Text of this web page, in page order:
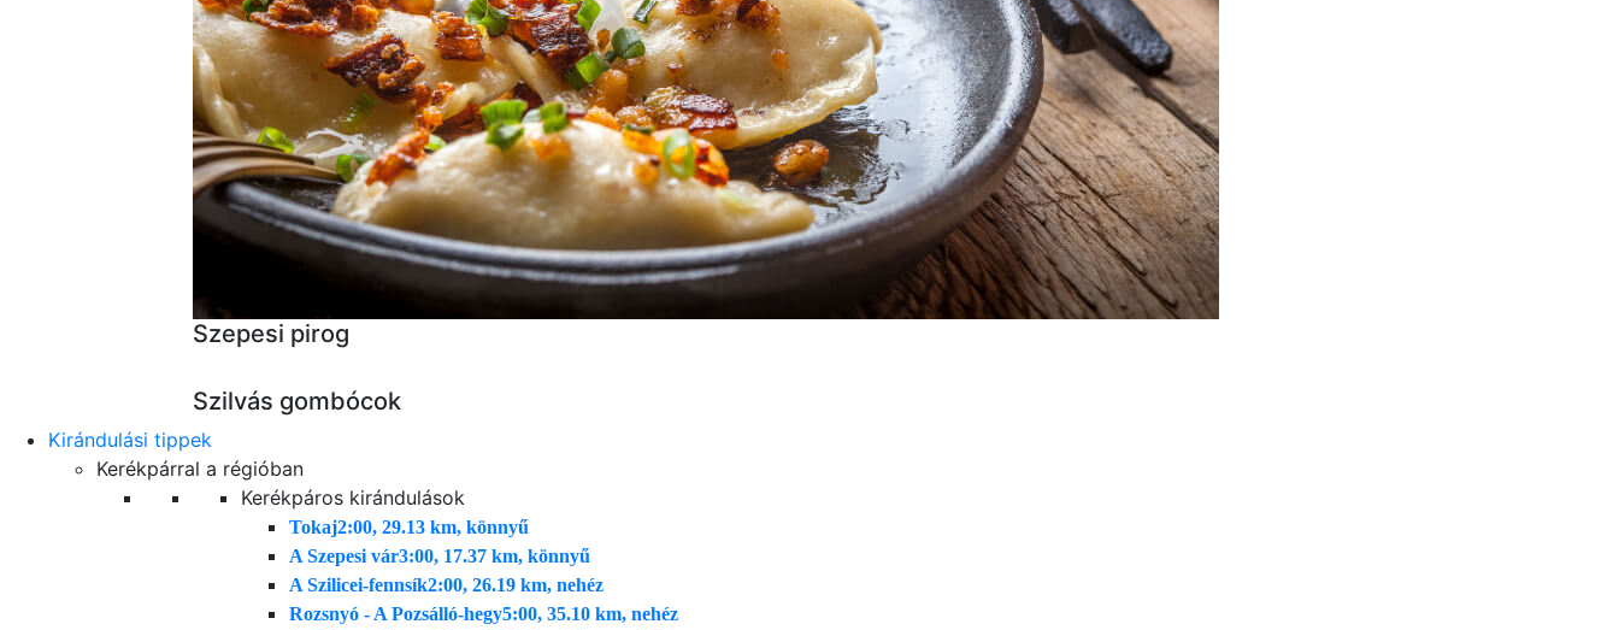
Szepesi pirog
Szilvás gombócok
Kirándulási tippek
Kerékpárral a régióban
Kerékpáros kirándulások
Tokaj2:00, 29.13 km, könnyű
A Szepesi vár3:00, 17.37 km, könnyű
A Szilicei-fennsík2:00, 26.19 km, nehéz
Rozsnyó - A Pozsálló-hegy5:00, 35.10 km, nehéz